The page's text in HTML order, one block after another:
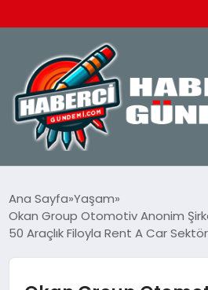
YAŞAM
Ana Sayfa Yaşam
Okan Group Otomotiv Anonim
50 Araçlık Filoyla Rent A Car